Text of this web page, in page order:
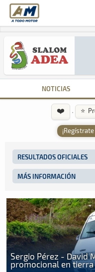
A Todo Motor ·
A Todo Motor
IIsla
NOTICIAS
❤️ · ⭐
¡Regístrate
RESULTADOS OFICIALES
MÁS INFORMACIÓN
Sergio Pérez - David
promocional en tierra